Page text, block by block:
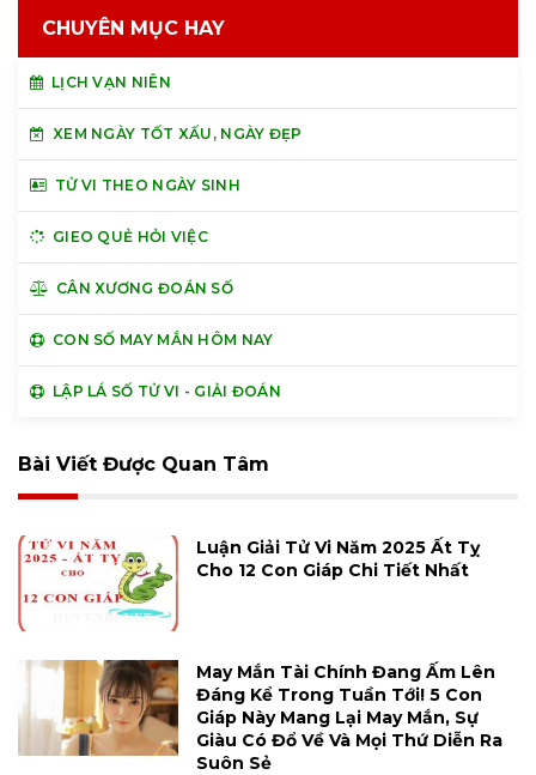
CHUYÊN MỤC HAY
LỊCH VẠN NIÊN
XEM NGÀY TỐT XẤU, NGÀY ĐẸP
TỬ VI THEO NGÀY SINH
GIEO QUẺ HỎI VIỆC
CÂN XƯƠNG ĐOÁN SỐ
CON SỐ MAY MẮN HÔM NAY
LẬP LÁ SỐ TỬ VI - GIẢI ĐOÁN
Bài Viết Được Quan Tâm
Luận Giải Tử Vi Năm 2025 Ất Tỵ
Cho 12 Con Giáp Chi Tiết Nhất
May Mắn Tài Chính Đang Ấm Lên
Đáng Kể Trong Tuần Tới! 5 Con
Giáp Này Mang Lại May Mắn, Sự
Giàu Có Đổ Về Và Mọi Thứ Diễn Ra
Suôn Sẻ